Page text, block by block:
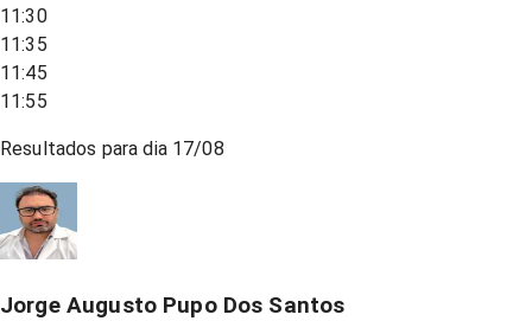
11:30
11:35
11:45
11:55
Resultados para dia 17/08
Jorge Augusto Pupo Dos Santos